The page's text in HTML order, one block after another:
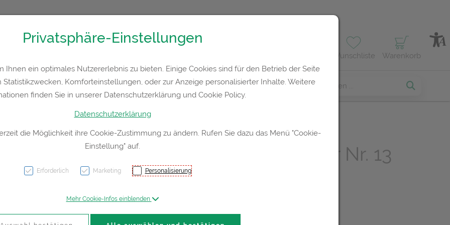
Wunschliste Warenkorb
Hautpflege Familie Nahrungsergänzung Diverses
Schüßler Salz Adler Nr. 13
D12 Tabletten
Privatsphäre-Einstellungen
Ihnen ein optimales Nutzererlebnis zu bieten. Einige Cookies sind für den Betrieb der Seite
Komforteinstellungen, oder zur Anzeige personalisierter Inhalte. Weitere
finden Sie in unserer Datenschutzerklärung und Cookie Policy.
Datenschutzerklärung
die Möglichkeit ihre Cookie-Zustimmung zu ändern. Rufen Sie dazu das Menü "Cookie-
Einstellung" auf.
Erforderlich Marketing Personalisierung
Mehr Cookie-Infos einblenden